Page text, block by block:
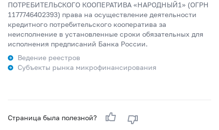
ПОТРЕБИТЕЛЬСКОГО КООПЕРАТИВА «НАРОДНЫЙ1» (ОГРН
1177746402393) права на осуществление деятельности
кредитного потребительского кооператива за
неисполнение в установленные сроки обязательных для
исполнения предписаний Банка России.
Ведение реестров
Субъекты рынка микрофинансирования
Страница была полезной?